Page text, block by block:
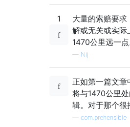
1
大量的索赔要
解或无关或实际
1470公里远一点
— Nij
正如第一篇文
将与1470公里
辑。对于那个很
com.prehensible